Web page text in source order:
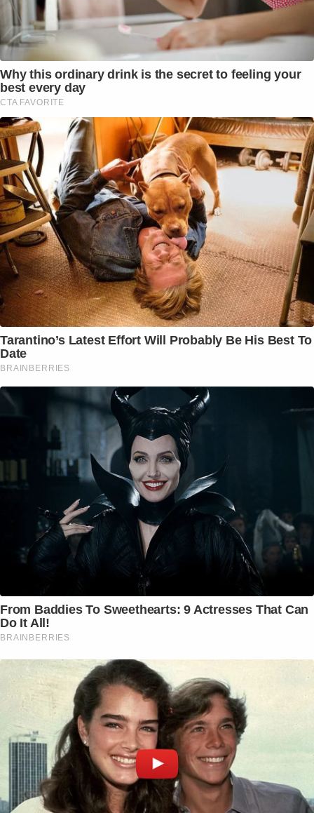
Why this ordinary drink is the secret to feeling your
best every day
CTA FAVORITE
Tarantino’s Latest Effort Will Probably Be His Best To
Date
BRAINBERRIES
From Baddies To Sweethearts: 9 Actresses That Can
Do It All!
BRAINBERRIES